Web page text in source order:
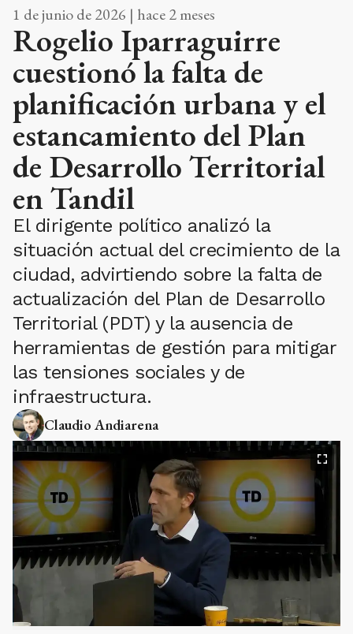
1 de junio de 2026 | hace 2 meses
Rogelio Iparraguirre
cuestionó la falta de
planificación urbana y el
estancamiento del Plan
de Desarrollo Territorial
en Tandil
El dirigente político analizó la
situación actual del crecimiento de la
ciudad, advirtiendo sobre la falta de
actualización del Plan de Desarrollo
Territorial (PDT) y la ausencia de
herramientas de gestión para mitigar
las tensiones sociales y de
infraestructura.
Claudio Andiarena